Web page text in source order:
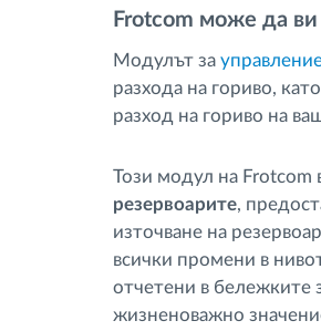
Frotcom може да
Модулът за
разхода на гориво,
разход на гориво на
Този модул на Frotcom
резервоарите,
източване на
всички промени в
отчетени в бележките
жизненоважно